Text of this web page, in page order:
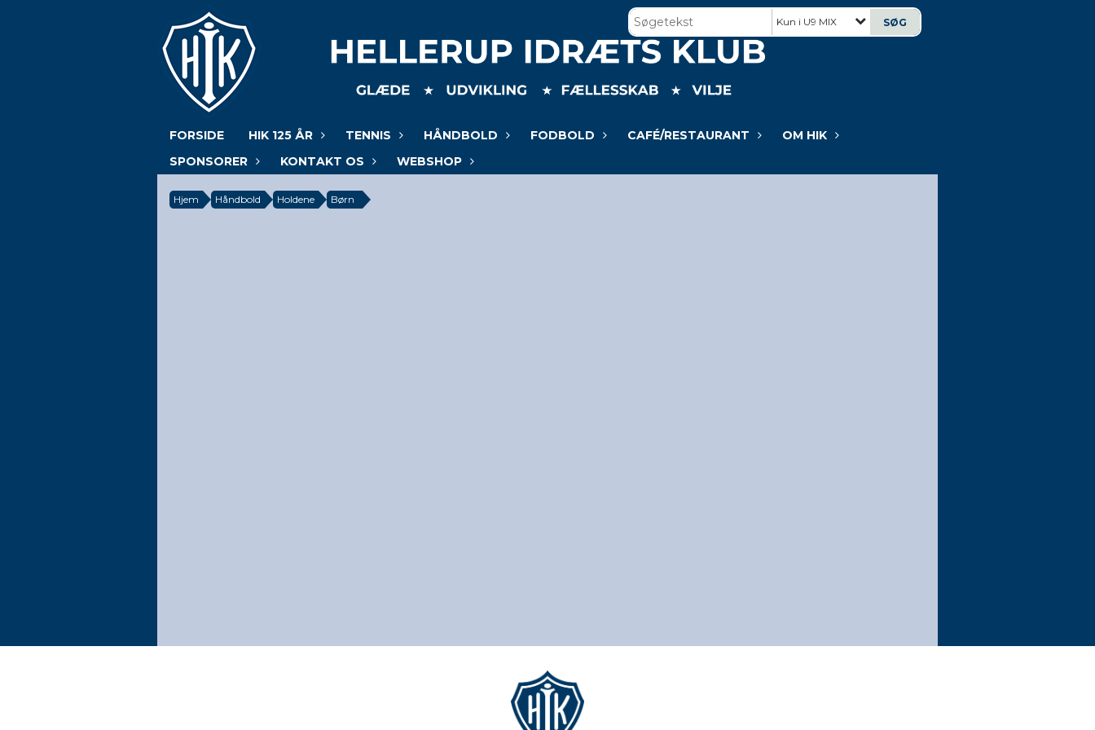
Kun i U9 MIX
FORSIDE HIK 125 ÅR TENNIS HÅNDBOLD FODBOLD CAFÉ/RESTAURANT
OM HIK
SPONSORER
KONTAKT OS WEBSHOP
Hjem Håndbold Holdene Børn